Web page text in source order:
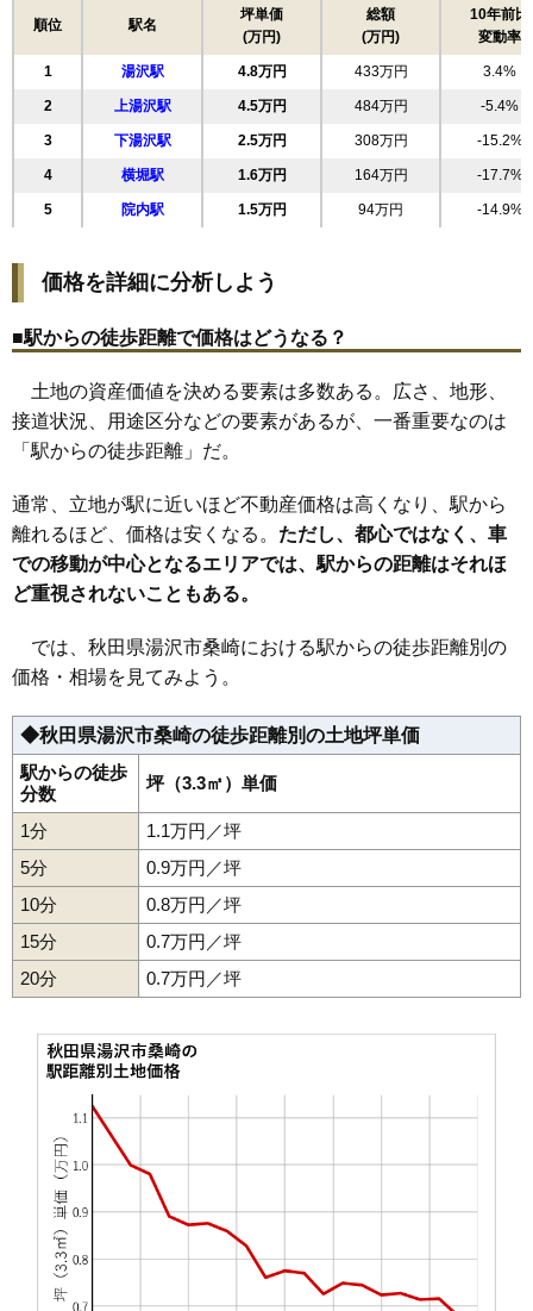
5.0万円 358万円 -12.3%
4.9万円 225万円 -19.1%
19 桜通り 4.9万円 243万円 -10.8%
20 田町 4.8万円 227万円 -25.5%
21 岡田町 4.6万円 458万円 -0.3%
22 裏門 4.4万円 242万円 -4.8%
23 深堀 4.2万円 562万円 -4.6%
25 杉沢新所 3.6万円
27 関口 3.3万円 384万円 -8.9%
28 御囲地町 3.3万円 260万円 -15.0%
29 山田 2.8万円 432万円 -5.5%
30 二井田
31 柳田 2.4万円 223万円 -13.4%
32 上院内 1.8万円 116万円 -14.9%
33 岩崎 1.8万円 216万円 -23.5%
34 成沢 1.8万円
36 森
38 横堀 1.4万円 140万円
39
40
41 三梨町
42 稲庭町 1.2万円
43 皆瀬 1.0万円
44 相川 0.9万円
45 駒形町 0.8万円
47 高松
48 桑崎
順位 駅名
坪単価
(万円)
総額
(万円)
10年前比
変動率
1 湯沢駅 4.8万円 433万円 3.4%
2 上湯沢駅 4.5万円 484万円 -5.4%
3 下湯沢駅 2.5万円 308万円 -15.2%
4 横堀駅 1.6万円 164万円 -17.7%
5 院内駅 1.5万円 94万円 -14.9%
価格を詳細に分析しよう
■駅からの徒歩距離で価格はどうなる？
土地の資産価値を決める要素は多数ある。広さ、地形、
接道状況、用途区分などの要素があるが、一番重要なのは
「駅からの徒歩距離」だ。
通常、立地が駅に近いほど不動産価格は高くなり、駅から
離れるほど、価格は安くなる。 ただし、都心ではなく、車
での移動が中心となるエリアでは、駅からの距離はそれほ
ど重視されないこともある。
では、秋田県湯沢市桑崎における駅からの徒歩距離別の
価格・相場を見てみよう。
◆秋田県湯沢市桑崎の徒歩距離別の土地坪単価
駅からの徒歩
分数
坪（3.3㎡）単価
1分
1.1万円／坪
5分
0.9万円／坪
10分
0.8万円／坪
15分
0.7万円／坪
20分
0.7万円／坪